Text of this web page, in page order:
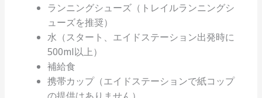
ランニングシューズ（トレイルランニングシ
ューズを推奨）
水（スタート、エイドステーション出発時に
500ml以上）
補給食
携帯カップ（エイドステーションで紙コップ